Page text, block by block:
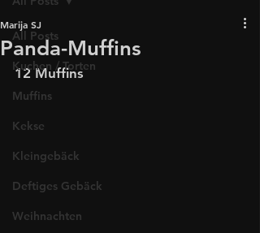
All Posts
Kuchen / Torten
Muffins
Kekse
Kleingebäck
Deftiges Gebäck
Weihnachten
Panda-Muffins
Marija SJ
12 Muffins